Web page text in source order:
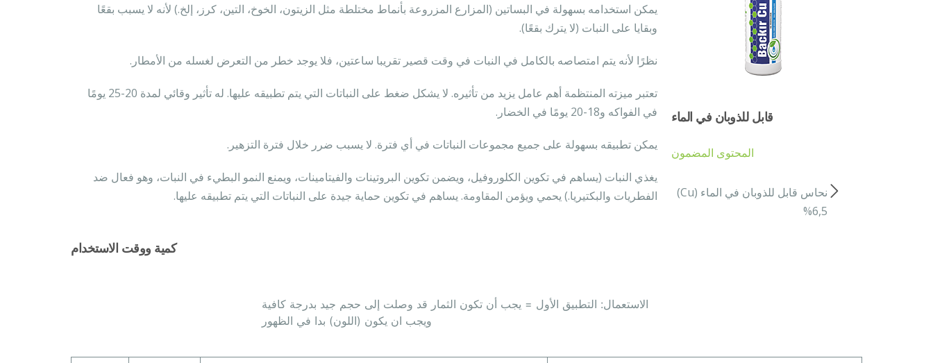
قابل للذوبان في الماء
المحتوى المضمون
نحاس قابل للذوبان في الماء (Cu)
%6,5
يمكن استخدامه بسهولة في البساتين (المزارع المزروعة بأنماط مختلطة مثل الزيتون، الخوخ، التين، كرز، إلخ.) لأنه لا يسبب بقعًا
وبقايا على النبات (لا يترك بقعًا).
نظرًا لأنه يتم امتصاصه بالكامل في النبات في وقت قصير تقريبا ساعتين، فلا يوجد خطر من التعرض لغسله من الأمطار.
تعتبر ميزته المنتظمة أهم عامل يزيد من تأثيره. لا يشكل ضغط على النباتات التي يتم تطبيقه عليها. له تأثير وقائي لمدة 20-25 يومًا
في الفواكه و18-20 يومًا في الخضار.
يمكن تطبيقه بسهولة على جميع مجموعات النباتات في أي فترة. لا يسبب ضرر خلال فترة التزهير.
يغذي النبات (يساهم في تكوين الكلوروفيل، ويضمن تكوين البروتينات والفيتامينات، ويمنع النمو البطيء في النبات، وهو فعال ضد
الفطريات والبكتيريا.) يحمي ويؤمن المقاومة. يساهم في تكوين حماية جيدة على النباتات التي يتم تطبيقه عليها.
كمية ووقت الاستخدام
الاستعمال: التطبيق الأول = يجب أن تكون الثمار قد وصلت إلى حجم جيد بدرجة كافية
ويجب ان يكون (اللون) بدا في الظهور